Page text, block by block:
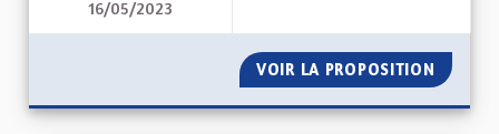
16/05/2023
VOIR LA PROPOSITION